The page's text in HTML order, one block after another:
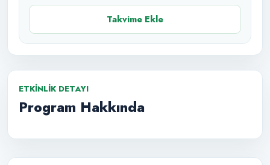
Takvime Ekle
ETKINLIK DETAYI
Program Hakkında